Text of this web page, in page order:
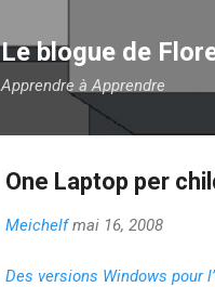
Le blogue de
Apprendre à Apprendre
One Laptop per
Meichelf mai 16, 2008
Des versions Windows pour